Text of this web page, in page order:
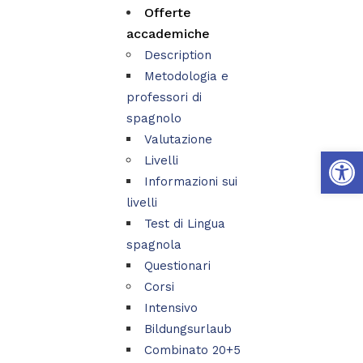
Apri la
Offerte
accademiche
Description
Metodologia e
professori di
spagnolo
Valutazione
Livelli
Informazioni sui
livelli
Test di Lingua
spagnola
Questionari
Corsi
Intensivo
Bildungsurlaub
Combinato 20+5